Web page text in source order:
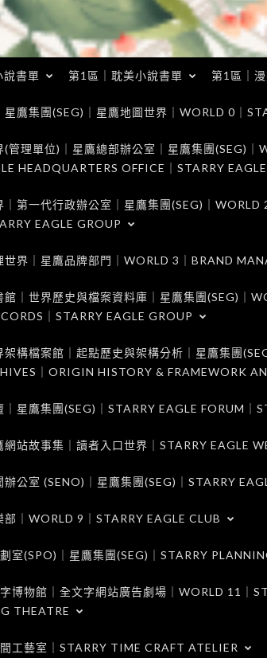
書單 第1區｜耽美小說書單 第1區｜
星鷹集團(SEG)｜星鷹地圖世界｜WORLD 0｜
(管理單位)｜星鷹總部辦公室｜星鷹集團(SEG)
HEADQUARTERS OFFICE｜STARRY
｜第一代行政辦公室｜星鷹集團(SEG)｜
EAGLE GROUP
世界｜星鷹品牌部門｜WORLD 3｜BRAND
館｜世界歷史與檔案資料庫｜星鷹集團(SEG)｜
｜STARRY EAGLE GROUP
架構檔案館｜起點歷史與架構分析｜星鷹集團
｜ORIGIN HISTORY & FRAMEWORK
星鷹集團(SEG)｜STARRY EAGLE FORUM｜
網站故事集｜讀者入口世界｜STARRY EAGLE
公室 (SENO)｜星鷹集團(SEG)｜STARRY
部｜WORLD 9｜STARRY EAGLE CLUB
室(SPO)｜星鷹集團(SEG)｜STARRY
博物館｜全文字網站廣告劇場｜WORLD 11｜
THEATRE
工藝室｜STARRY TIME CRAFT ATELIER